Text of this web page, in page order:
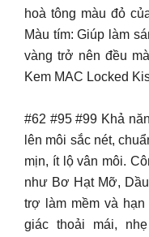
hoà tông màu đỏ
Màu tím: Giúp làm
vàng trở nên đều
Kem MAC Locked
#62 #95 #99 Khả
lên môi sắc nét,
mịn, ít lộ vân môi.
như Bơ Hạt Mỡ,
trợ làm mềm và
giác thoải mái,